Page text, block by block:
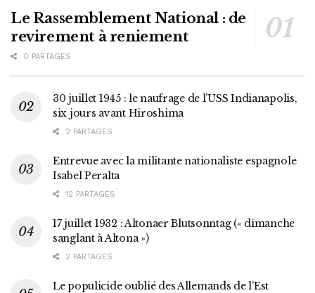
Le Rassemblement National : de
revirement à reniement
0 PARTAGES
30 juillet 1945 : le naufrage de l’USS Indianapolis,
six jours avant Hiroshima
2 PARTAGES
Entrevue avec la militante nationaliste espagnole
Isabel Peralta
12 PARTAGES
17 juillet 1932 : Altonaer Blutsonntag (« dimanche
sanglant à Altona »)
2 PARTAGES
Le populicide oublié des Allemands de l’Est